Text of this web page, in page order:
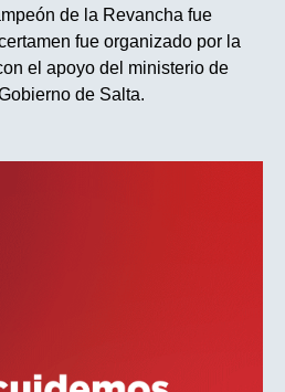
de la Revancha fue
fue organizado por la
el apoyo del ministerio de
de Salta.